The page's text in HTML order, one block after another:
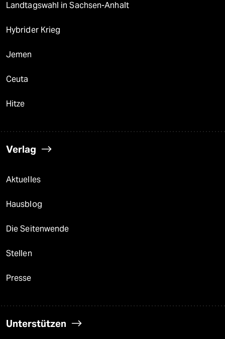
Landtagswahl in Sachsen-Anhalt
Hybrider Krieg
Jemen
Ceuta
Hitze
Verlag
Aktuelles
Hausblog
Die Seitenwende
Stellen
Presse
Unterstützen